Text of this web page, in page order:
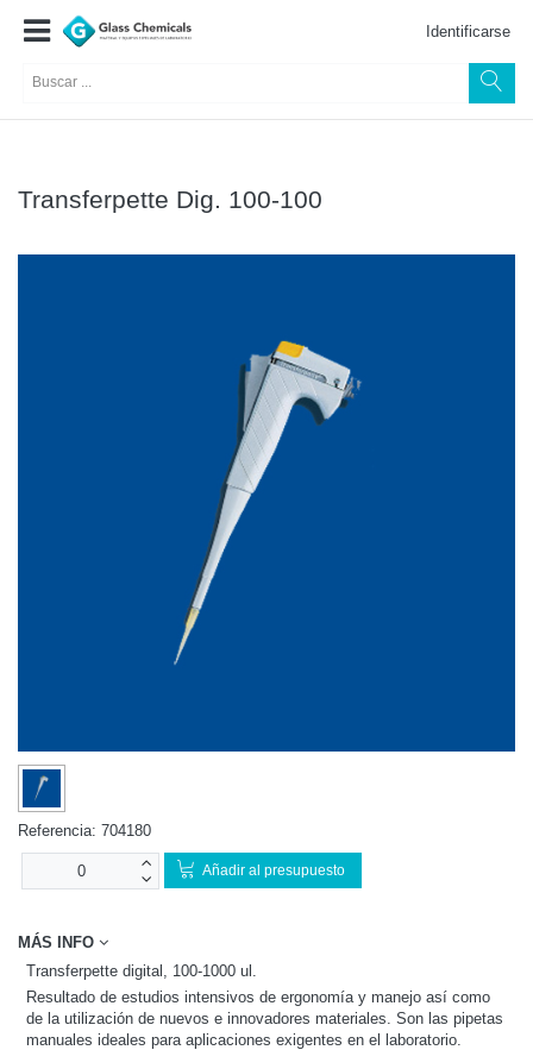
Identificarse
Transferpette Dig. 100-100
Referencia: 704180
Añadir al presupuesto
MÁS INFO
Transferpette digital, 100-1000 ul.
Resultado de estudios intensivos de ergonomía y manejo así como
de la utilización de nuevos e innovadores materiales. Son las pipetas
manuales ideales para aplicaciones exigentes en el laboratorio.